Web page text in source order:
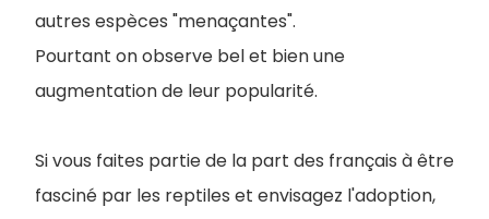
autres espèces "menaçantes".
Pourtant on observe bel et bien une
augmentation de leur popularité.
Si vous faites partie de la part des français à être
fasciné par les reptiles et envisagez l'adoption,